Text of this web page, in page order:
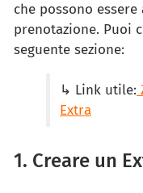
che possono
prenotazione. Puoi
seguente sezione:
↳ Link utile:
Extra
1. Creare un